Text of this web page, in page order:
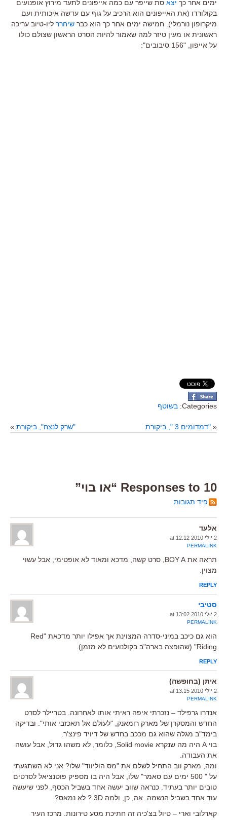
ימים אחר כך יצא סת שייפר עם כמה אייפונים לתעד מירוץ אופנועים
בקולורדו (את האייפונים הוא הרכיב על גוף עם עדשה איכותית ועם
מיקרופון נורמלי). חמישה ימים אחר כך הוא כבר שיחרר ליו-טיוב עריכה
ראשונית או מעין טיזר למה שאמור להיות הסרט הראשון שצולם כולו
על אייפון, "156 סיבובים":
Categories: בשוטף
« "דמדומים 3 ", ביקורת "שרק לנצח", ביקורת »
10 Responses to “או בוי”
פיד תגובות
אלעד
2 יולי 2010 at 12:12
PERMALINK
תראה את BOY A, סרט קשה, מדכא ומאוד לא אופטימי, אבל עשוי
מצוין.
REPLY
סטיבי
2 יולי 2010 at 13:02
PERMALINK
הוא גם כיכב במיני-סדרה המצוינת אך אפילו יותר מדכאת "Red
Riding" (שהופצה בארה"ב בקולנועים לא מזמן).
REPLY
איתן (בחופשה)
2 יולי 2010 at 13:15
PERMALINK
אנדרו גרפילד – נזכרתי איפה ראיתי אותו לאחרונה. בטריילר לסרט
החדש והמסקרן של מארק רומאנק, "לעולם אל תאכזבי אותי". ובדיקה
בימד"ב מגלה שהוא גם מככב בחדש של דיויד פינצ'ר.
בוי A היה מה שנקרא Solid movie, כלומר, לא משהו גדול, אבל עושה
את העבודה.
ומה, מארק ווב התחיל לשלם את "מס הוליווד" שלו? אני לא השתגעתי
על " 500 ימים עם סאמר" שלו, אבל היה בו מספיק פוטנציאל לסרטים
טובים יותר בעתיד. כנראה שווב יעשה אחד בשביל הכסף, לפני שיעשה
עוד אחד בשביל הנשמה. אה, כן, ולמה 3D ? לא נמאס?
קארלובי וארי – טיול בצ'כיה זה חתיכת מסע טירונות. מרכז העיר